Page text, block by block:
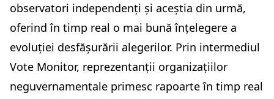
observatori independenți și aceștia din urmă,
oferind în timp real o mai bună înțelegere a
evoluției desfășurării alegerilor. Prin intermediul
Vote Monitor, reprezentanții organizațiilor
neguvernamentale primesc rapoarte în timp real